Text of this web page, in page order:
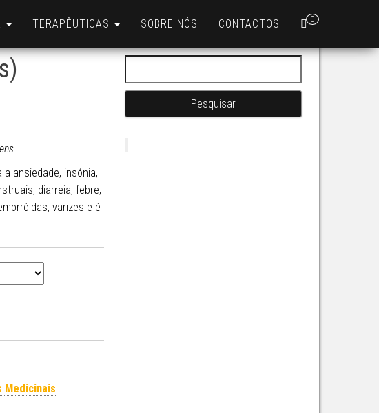
0
TERAPÊUTICAS SOBRE NÓS CONTACTOS
a ansiedade, insónia,
diarreia, febre,
varizes e é
Medicinais